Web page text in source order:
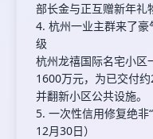
部长金与正互赠新年礼
4. 杭州一业主群来了
级
杭州龙禧国际名宅小区
1600万元，为已交付约
并翻新小区公共设施。
5. 一次性信用修复绝
12月30日）